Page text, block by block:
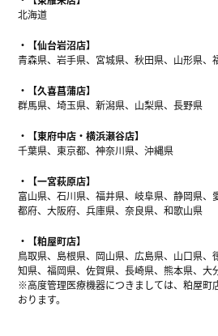
北海道
【仙台岩沼店】
青森県、岩手県、宮城県、秋田県、山形県、
【久喜菖蒲店】
群馬県、埼玉県、新潟県、山梨県、長野県
【東府中店・横浜瀬谷店】
千葉県、東京都、神奈川県、沖縄県
【一宮萩原店】
富山県、石川県、福井県、岐阜県、静岡県、
都府、大阪府、兵庫県、奈良県、和歌山県
【粕屋町店】
鳥取県、島根県、岡山県、広島県、山口県、
知県、福岡県、佐賀県、長崎県、熊本県、大
※高度管理医療機器につきましては、粕屋町
おります。